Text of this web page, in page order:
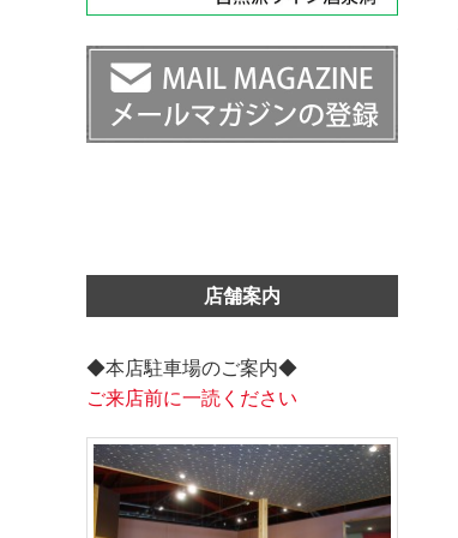
店舗案内
◆本店駐車場のご案内◆
ご来店前に一読ください